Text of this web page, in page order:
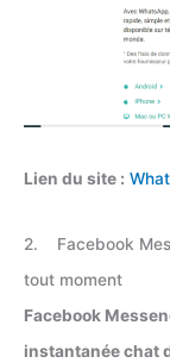
Lien du site :
2. Facebook
tout moment
Facebook
instantanée chat